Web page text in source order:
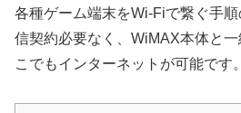
各種ゲーム端末をWi-Fiで繋ぐ手
信契約必要なく、WiMAX本体と
こでもインターネットが可能です。